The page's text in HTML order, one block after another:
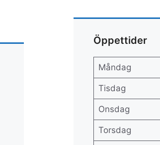
Öppettider
Måndag
Tisdag
Onsdag
Torsdag